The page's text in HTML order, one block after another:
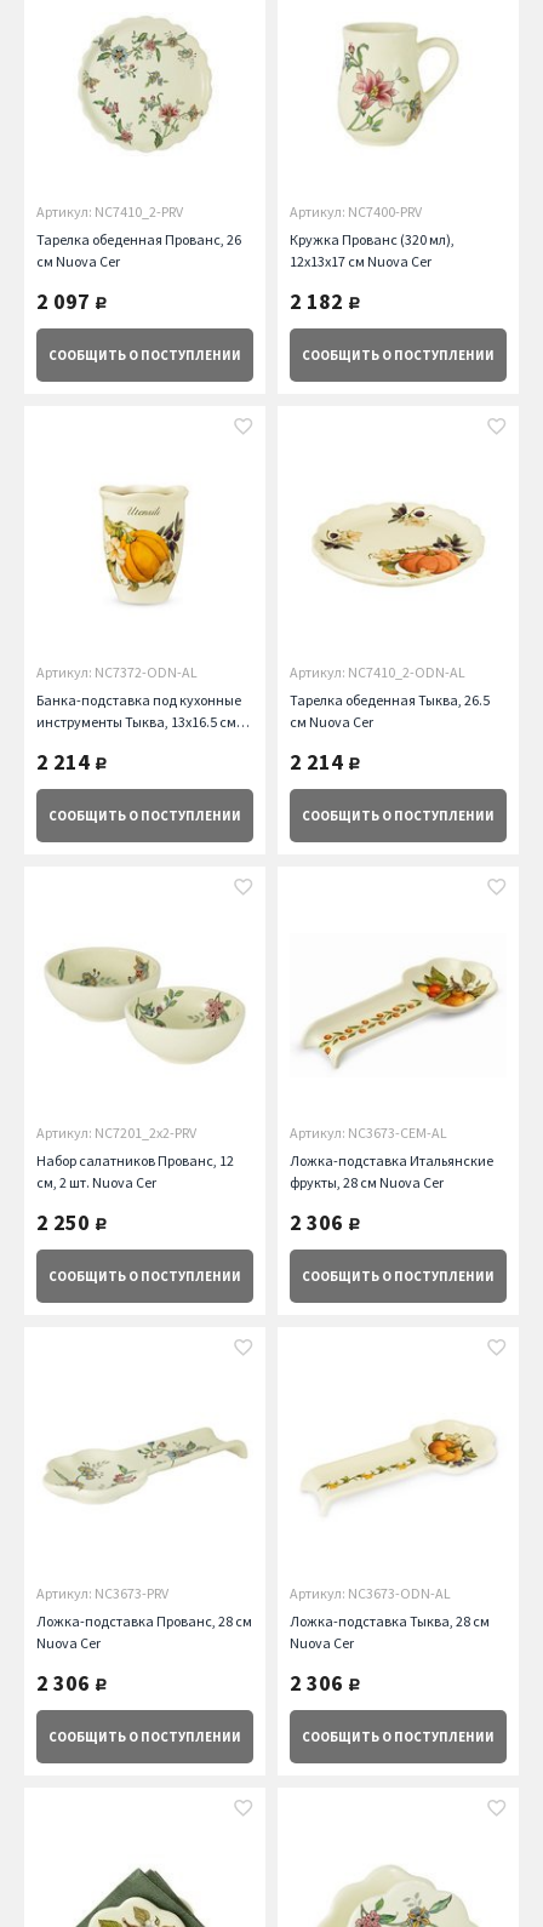
Артикул: NC7410_2-PRV
Тарелка обеденная Прованс, 26
см Nuova Cer
2 097 руб.
СООБЩИТЬ О ПОСТУПЛЕНИИ
Артикул: NC7400-PRV
Кружка Прованс (320 мл),
12х13х17 см Nuova Cer
2 182 руб.
СООБЩИТЬ О ПОСТУПЛЕНИИ
Артикул: NC7372-ODN-AL
Банка-подставка под кухонные
инструменты Тыква, 13х16.5 см
2 214 руб.
СООБЩИТЬ О ПОСТУПЛЕНИИ
Артикул: NC7410_2-ODN-AL
Тарелка обеденная Тыква, 26.5
см Nuova Cer
2 214 руб.
СООБЩИТЬ О ПОСТУПЛЕНИИ
Артикул: NC7201_2x2-PRV
Набор салатников Прованс, 12
см, 2 шт. Nuova Cer
2 250 руб.
СООБЩИТЬ О ПОСТУПЛЕНИИ
Артикул: NC3673-CEM-AL
Ложка-подставка Итальянские
фрукты, 28 см Nuova Cer
2 306 руб.
СООБЩИТЬ О ПОСТУПЛЕНИИ
Артикул: NC3673-PRV
Ложка-подставка Прованс, 28 см
Nuova Cer
2 306 руб.
СООБЩИТЬ О ПОСТУПЛЕНИИ
Артикул: NC3673-ODN-AL
Ложка-подставка Тыква, 28 см
Nuova Cer
2 306 руб.
СООБЩИТЬ О ПОСТУПЛЕНИИ